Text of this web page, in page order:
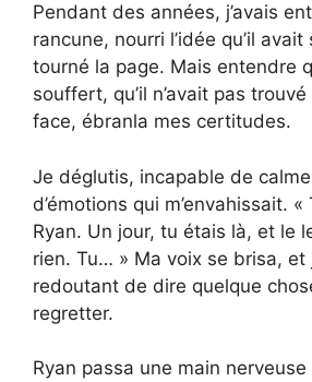
Pendant des années, j’avais
rancune, nourri l’idée qu’il
tourné la page. Mais entendre
souffert, qu’il n’avait pas
face, ébranla mes certitudes.
Je déglutis, incapable de
d’émotions qui m’envahissait.
Ryan. Un jour, tu étais là, et le
rien. Tu… » Ma voix se brisa, et
redoutant de dire quelque
regretter.
Ryan passa une main